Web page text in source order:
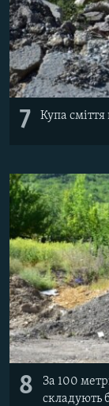
7 Купа сміття
8
За 100
складують